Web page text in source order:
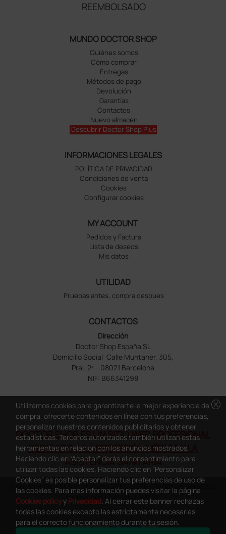
REEMBOLSADO
MUNDO DOCTOR SHOP
Quiénes somos
Cómo comprar
Entregas
Métodos de pago
Devolución
Garantías
Contactos
Nuevo almacén
Descubrir Doctor Shop Plus
INFORMACIONES LEGALES
POLÍTICA DE PRIVACIDAD
Condiciones de venta
Cookies
Configurar cookies
MY ACCOUNT
Pedidos y Factura
Lista de deseos
Mis datos
UTILIDAD
Pruebas antes, compra despues
CONTACTOS
Dirección
Doctor Shop España SL
Domicilio Social: Calle Muntaner, 305,
Pral. 2ª – 08021 Barcelona
NIF: B66341298
DOCTOR SHOP ES UN SITIO WEB PROFESIONAL
DEDICADO A LA PROFESIÓN MÉDICA Y LA
ASISTENCIA SANITARIA
Copyright Doctor Shop España 2005-2026 - Todos los derechos
reservados - NIF.: B66341298
cancel
Utilizamos cookies para garantizarte la mejor experiencia de
compra, ofrecerte contenidos en línea con tus preferencias,
personalizar nuestros contenidos publicitarios y obtener
estadísticas. Terceros autorizados también utilizan estas
herramientas en relación con los anuncios mostrados.
Haciendo clic en “Aceptar” darás el consentimiento para
utilizar todas las cookies. Haciendo clic en “Personalizar
Cookies” es posible personalizar tus preferencias de uso de
las cookies. Para más información puedes visitar la página
Cookies policyy Privacidad. Al cerrar este banner rechazas
todas las cookies excepto las estrictamente necesarias
para el correcto funcionamiento durante tu sesión.